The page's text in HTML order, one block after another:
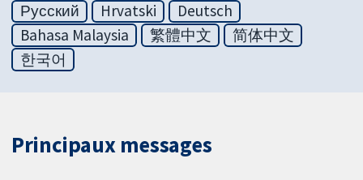
Русский
Hrvatski
Deutsch
Bahasa Malaysia
繁體中文
简体中文
한국어
Principaux messages